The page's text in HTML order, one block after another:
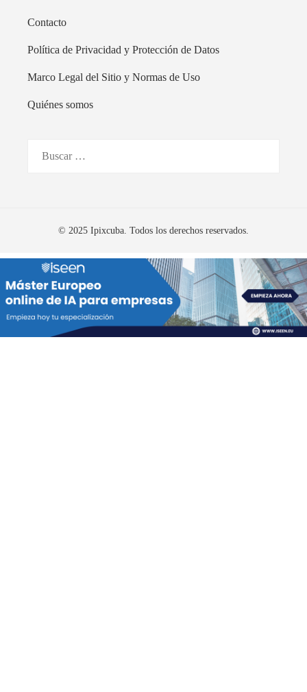
Contacto
Política de Privacidad y Protección de Datos
Marco Legal del Sitio y Normas de Uso
Quiénes somos
© 2025 Ipixcuba. Todos los derechos reservados.